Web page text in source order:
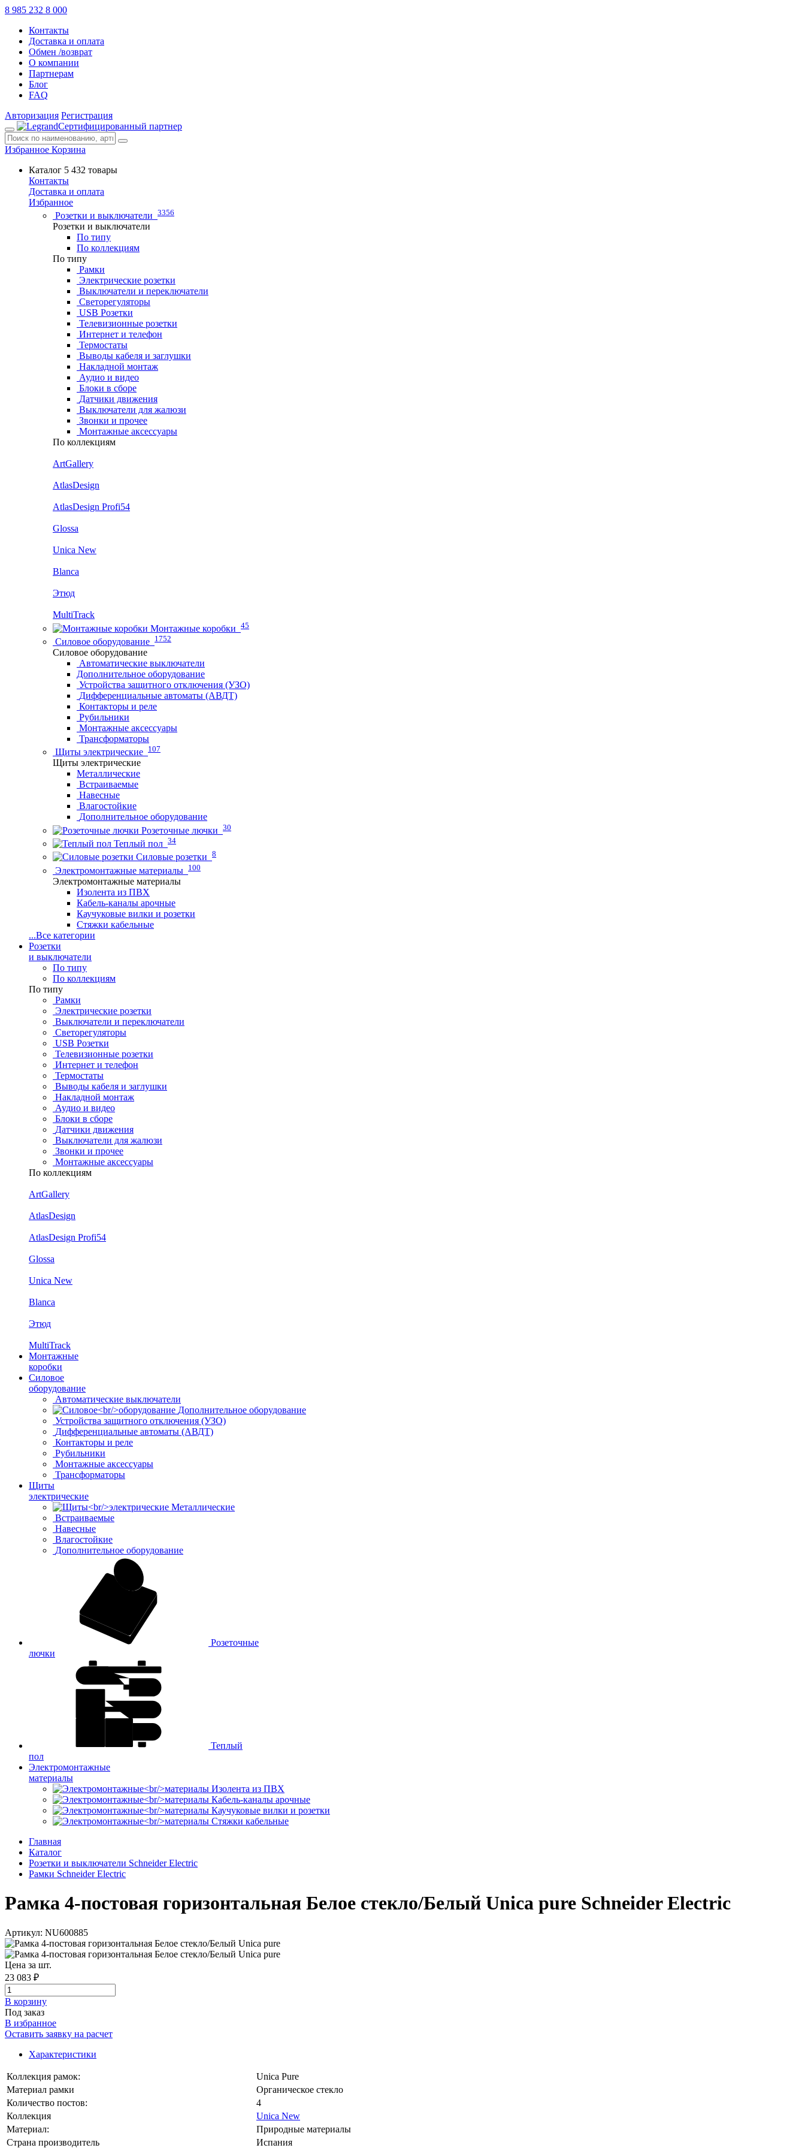
8 985 232 8 000
Контакты
Доставка и оплата
Обмен /возврат
О компании
Партнерам
Блог
FAQ
Авторизация Регистрация
Сертифицированный партнер
Избранное Корзина
Каталог 5 432 товары
Контакты
Доставка и оплата
Избранное
Розетки и выключатели 3356
Розетки и выключатели
По типу
По коллекциям
По типу
Рамки
Электрические розетки
Выключатели и переключатели
Светорегуляторы
USB Розетки
Телевизионные розетки
Интернет и телефон
Термостаты
Выводы кабеля и заглушки
Накладной монтаж
Аудио и видео
Блоки в сборе
Датчики движения
Выключатели для жалюзи
Звонки и прочее
Монтажные аксессуары
По коллекциям
ArtGallery
AtlasDesign
AtlasDesign Profi54
Glossa
Unica New
Blanca
Этюд
MultiTrack
Монтажные коробки 45
Силовое оборудование 1752
Силовое оборудование
Автоматические выключатели
Дополнительное оборудование
Устройства защитного отключения (УЗО)
Дифференциальные автоматы (АВДТ)
Контакторы и реле
Рубильники
Монтажные аксессуары
Трансформаторы
Щиты электрические 107
Щиты электрические
Металлические
Встраиваемые
Навесные
Влагостойкие
Дополнительное оборудование
Розеточные лючки 30
Теплый пол 34
Силовые розетки 8
Электромонтажные материалы 100
Электромонтажные материалы
Изолента из ПВХ
Кабель-каналы арочные
Каучуковые вилки и розетки
Стяжки кабельные
...Все категории
Розетки
и выключатели
По типу
По коллекциям
По типу
Рамки
Электрические розетки
Выключатели и переключатели
Светорегуляторы
USB Розетки
Телевизионные розетки
Интернет и телефон
Термостаты
Выводы кабеля и заглушки
Накладной монтаж
Аудио и видео
Блоки в сборе
Датчики движения
Выключатели для жалюзи
Звонки и прочее
Монтажные аксессуары
По коллекциям
ArtGallery
AtlasDesign
AtlasDesign Profi54
Glossa
Unica New
Blanca
Этюд
MultiTrack
Монтажные
коробки
Силовое
оборудование
Автоматические выключатели
Дополнительное оборудование
Устройства защитного отключения (УЗО)
Дифференциальные автоматы (АВДТ)
Контакторы и реле
Рубильники
Монтажные аксессуары
Трансформаторы
Щиты
электрические
Металлические
Встраиваемые
Навесные
Влагостойкие
Дополнительное оборудование
Розеточные
лючки
Теплый
пол
Электромонтажные
материалы
Изолента из ПВХ
Кабель-каналы арочные
Каучуковые вилки и розетки
Стяжки кабельные
Главная
Каталог
Розетки и выключатели Schneider Electric
Рамки Schneider Electric
Рамка 4-постовая горизонтальная Белое стекло/Белый Unica pure Schneider Electric
Артикул: NU600885
Цена за шт.
23 083 ₽
В корзинy
Под заказ
В избранное
Оставить заявку на расчет
Характеристики
Коллекция рамок:
Unica Pure
Материал рамки
Органическое стекло
Количество постов:
4
Коллекция
Unica New
Материал:
Природные материалы
Страна производитель
Испания